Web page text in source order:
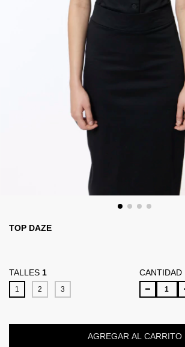
TOP DAZE
TALLES 1
1 2 3
CANTIDAD